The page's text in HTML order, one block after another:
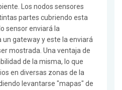
Los nodos sensores
partes cubriendo esta
sensor enviará la
gateway y este la enviará
mostrada. Una ventaja de
de la misma, lo que
en diversas zonas de la
levantarse "mapas" de